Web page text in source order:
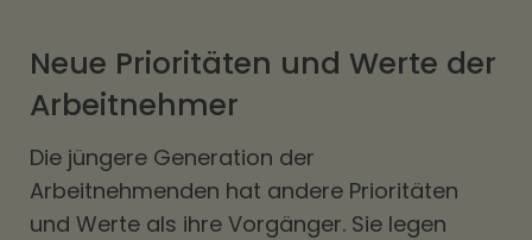
Neue Prioritäten und Werte der
Arbeitnehmer
Die jüngere Generation der
Arbeitnehmenden hat andere Prioritäten
und Werte als ihre Vorgänger. Sie legen